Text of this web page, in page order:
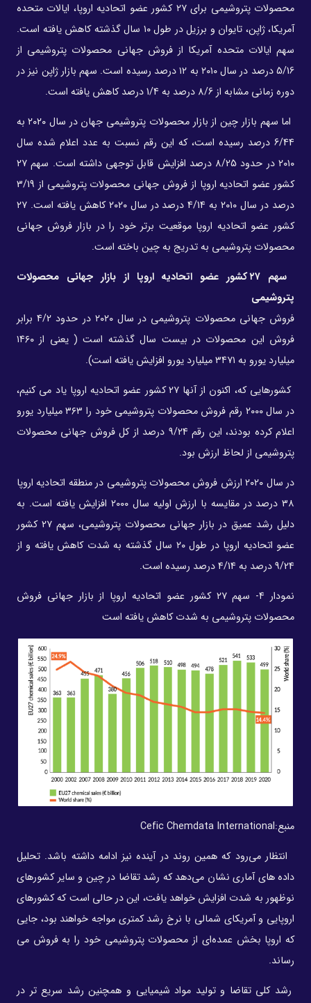
محصولات پتروشیمی برای ۲۷ کشور عضو اتحادیه اروپا، ایالات متحده
آمریکا، ژاپن، تایوان و برزیل در طول ۱۰ سال گذشته کاهش یافته است.
سهم ایالات متحده آمریکا از فروش جهانی محصولات پتروشیمی از
5/16 درصد در سال ۲۰۱۰ به ۱۲ درصد رسیده است. سهم بازار ژاپن نیز در
دوره زمانی مشابه از 8/6 درصد به 1/4 درصد کاهش یافته است.
اما سهم بازار چین از بازار محصولات پتروشیمی جهان در سال ۲۰۲۰ به
6/44 درصد رسیده است، که این رقم نسبت به عدد اعلام شده سال
۲۰۱۰ در حدود 8/25 درصد افزایش قابل توجهی داشته است. سهم ۲۷
کشور عضو اتحادیه اروپا از فروش جهانی محصولات پتروشیمی از 3/19
درصد در سال ۲۰۱۰ به 4/14 درصد در سال ۲۰۲۰ کاهش یافته است. ۲۷
کشور عضو اتحادیه اروپا موقعیت برتر خود را در بازار فروش جهانی
محصولات پتروشیمی به تدریج به چین باخته است.
سهم ۲۷ کشور عضو اتحادیه اروپا از بازار جهانی محصولات
پتروشیمی
فروش جهانی محصولات پتروشیمی در سال ۲۰۲۰ در حدود 4/2 برابر
فروش این محصولات در بیست سال گذشته است ( یعنی از ۱۴۶۰
میلیارد یورو به ۳۴۷۱ میلیارد یورو افزایش یافته است).
کشورهایی که، اکنون از آنها ۲۷ کشور عضو اتحادیه اروپا یاد می کنیم،
در سال ۲۰۰۰ رقم فروش محصولات پتروشیمی خود را ۳۶۳ میلیارد یورو
اعلام کرده بودند، این رقم 9/24 درصد از کل فروش جهانی محصولات
پتروشیمی از لحاظ ارزش بود.
در سال ۲۰۲۰ ارزش فروش محصولات پتروشیمی در منطقه اتحادیه اروپا
۳۸ درصد در مقایسه با ارزش اولیه سال ۲۰۰۰ افزایش یافته است. به
دلیل رشد عمیق در بازار جهانی محصولات پتروشیمی، سهم ۲۷ کشور
عضو اتحادیه اروپا در طول ۲۰ سال گذشته به شدت کاهش یافته و از
9/24 درصد به 4/14 درصد رسیده است.
نمودار ۴- سهم ۲۷ کشور عضو اتحادیه اروپا از بازار جهانی فروش
محصولات پتروشیمی به شدت کاهش یافته است
منبع:Cefic Chemdata International
انتظار می‌رود که همین روند در آینده نیز ادامه داشته باشد. تحلیل
داده های آماری نشان می‌دهد که رشد تقاضا در چین و سایر کشورهای
نوظهور به شدت افزایش خواهد یافت، این در حالی است که کشورهای
اروپایی و آمریکای شمالی با نرخ رشد کمتری مواجه خواهند بود، جایی
که اروپا بخش عمده‌ای از محصولات پتروشیمی خود را به فروش می
رساند.
رشد کلی تقاضا و تولید مواد شیمیایی و همچنین رشد سریع تر در